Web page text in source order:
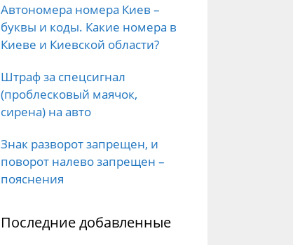
Автономера номера Киев –
буквы и коды. Какие номера в
Киеве и Киевской области?
Штраф за спецсигнал
(проблесковый маячок,
сирена) на авто
Знак разворот запрещен, и
поворот налево запрещен –
пояснения
Последние добавленные